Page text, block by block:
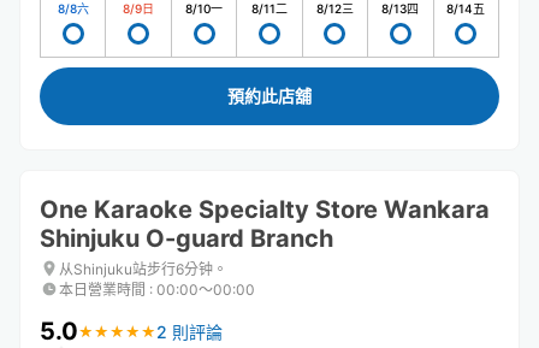
8/8六 8/9日 8/10一 8/11二 8/12三 8/13四 8/14五
預約此店舖
One Karaoke Specialty Store Wankara
Shinjuku O-guard Branch
从Shinjuku站步行6分钟。
本日營業時間 : 00:00〜00:00
5.0★ ★ ★ ★ ★
★ ★ ★ ★ ★ 2 則評論